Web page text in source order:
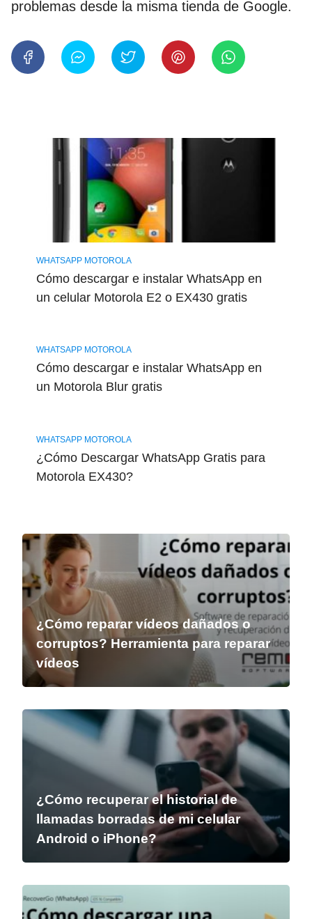
problemas desde la misma tienda de Google.
WHATSAPP MOTOROLA
Cómo descargar e instalar WhatsApp en
un celular Motorola E2 o EX430 gratis
WHATSAPP MOTOROLA
Cómo descargar e instalar WhatsApp en
un Motorola Blur gratis
WHATSAPP MOTOROLA
¿Cómo Descargar WhatsApp Gratis para
Motorola EX430?
¿Cómo reparar vídeos dañados o
corruptos? Herramienta para reparar
vídeos
¿Cómo recuperar el historial de
llamadas borradas de mi celular
Android o iPhone?